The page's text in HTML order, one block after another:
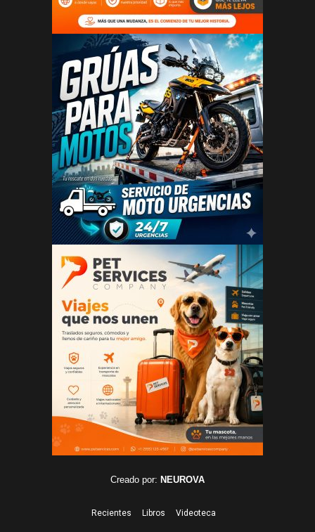
Creado por: NEUROVA
Recientes Libros Videoteca